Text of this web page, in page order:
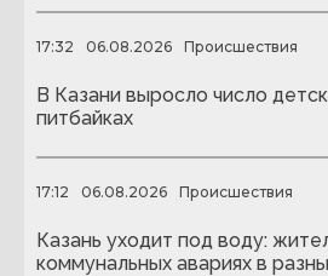
17:32 06.08.2026 Происшествия
В Казани выросло число
питбайках
17:12 06.08.2026 Происшествия
Казань уходит под воду:
коммунальных авариях в